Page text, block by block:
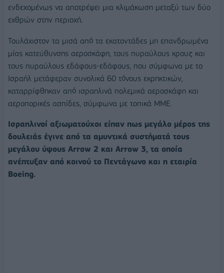
ενδεχομένως να αποτρέψει μια κλιμάκωση μεταξύ των δύο
εχθρών στην περιοχή.
Τουλάχιστον τα μισά από τα εκατοντάδες μη επανδρωμένα
μίας κατεύθυνσης αεροσκάφη, τους πυραύλους κρουζ και
τους πυραύλους εδάφους-εδάφους, που σύμφωνα με το
Ισραήλ μετάφεραν συνολικά 60 τόνους εκρηκτικών,
καταρρίφθηκαν από ισραηλινά πολεμικά αεροσκάφη και
αεροπορικές ασπίδες, σύμφωνα με τοπικά ΜΜΕ.
Ισραηλινοί αξιωματούχοι είπαν πως μεγάλο μέρος της
δουλειάς έγινε από τα αμυντικά συστήματά τους
μεγάλου ύψους Arrow 2 και Arrow 3, τα οποία
ανέπτυξαν από κοινού το Πεντάγωνο και η εταιρία
Boeing.